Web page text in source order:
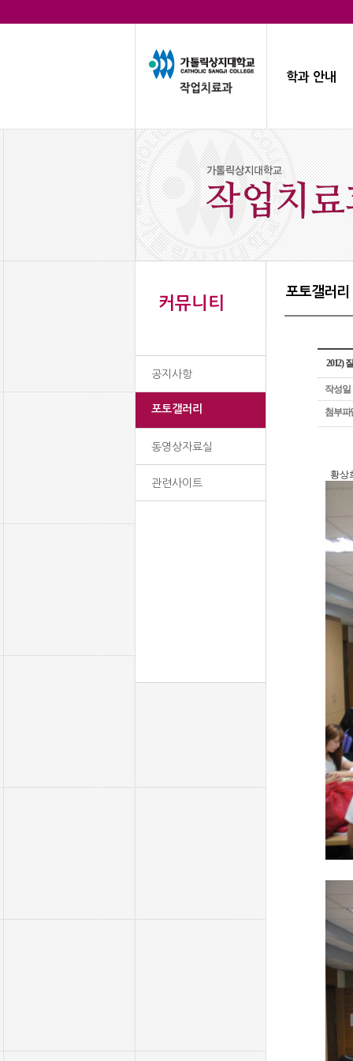
학과 안내
커뮤니티
공지사항
포토갤러리
동영상자료실
관련사이트
포토갤러리
2012)
작성일
첨부파
황상